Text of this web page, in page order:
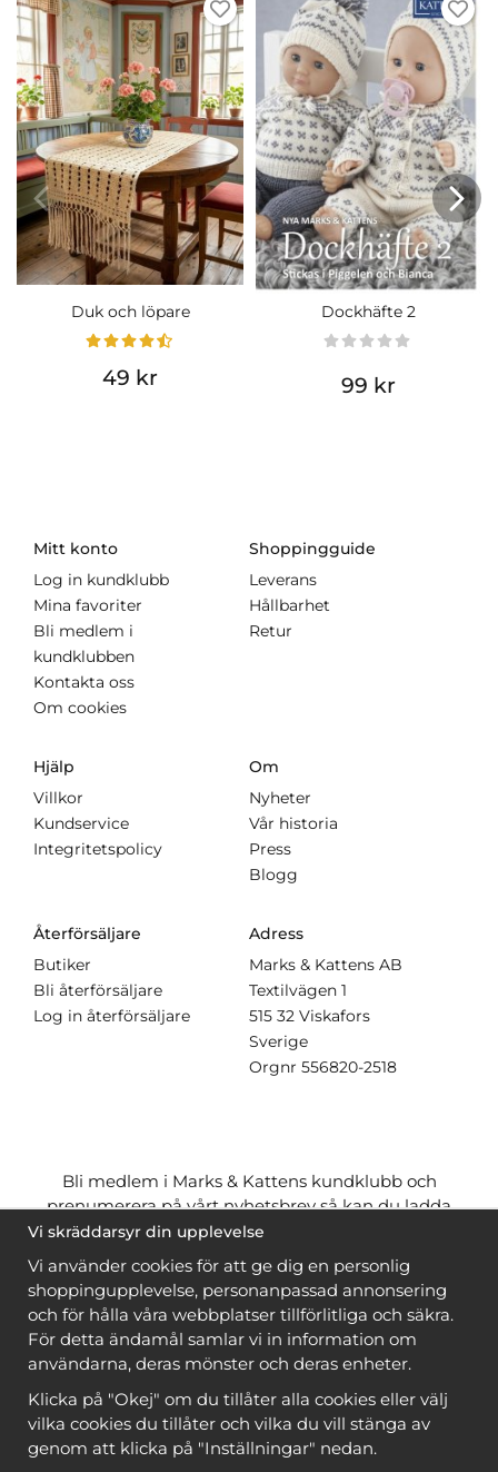
Duk och löpare
49 kr
Dockhäfte 2
99 kr
Mitt konto
Log in kundklubb
Mina favoriter
Bli medlem i
kundklubben
Kontakta oss
Om cookies
Shoppingguide
Leverans
Hållbarhet
Retur
Hjälp
Villkor
Kundservice
Integritetspolicy
Om
Nyheter
Vår historia
Press
Blogg
Återförsäljare
Butiker
Bli återförsäljare
Log in återförsäljare
Adress
Marks & Kattens AB
Textilvägen 1
515 32 Viskafors
Sverige
Orgnr 556820-2518
Bli medlem i Marks & Kattens kundklubb och
prenumerera på vårt nyhetsbrev så kan du ladda
ner många mönstergratisoch få många
när du handlar garn till mönstret. Du ser vilka som
är
gratis när du är inloggad
Bli medlem
Vi skräddarsyr din upplevelse
Vi använder cookies för att ge dig en personlig
shoppingupplevelse, personanpassad annonsering
och för hålla våra webbplatser tillförlitliga och säkra.
För detta ändamål samlar vi in information om
användarna, deras mönster och deras enheter.
Klicka på "Okej" om du tillåter alla cookies eller välj
vilka cookies du tillåter och vilka du vill stänga av
genom att klicka på "Inställningar" nedan.